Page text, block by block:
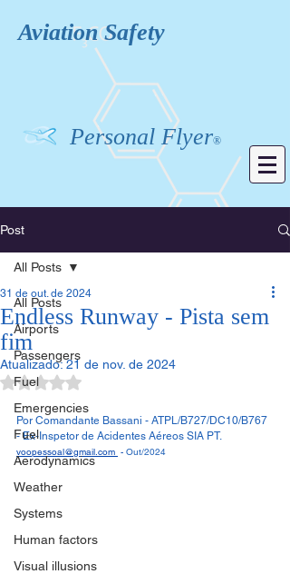
Personal Flyer®
AviationSafety
Post
All Posts
Airports
Passengers
Fuel
Emergencies
Fuel
Aerodynamics
Weather
Systems
Human factors
Visual illusions
All Posts
Endless Runway - Pista sem
fim
31 de out. de 2024
Atualizado:21 de nov. de 2024
Avaliado com NaN de 5 estrelas.
Por Comandante Bassani - ATPL/B727/DC10/B767
- Ex-Inspetor de Acidentes Aéreos SIA PT.
voopessoal@gmail.com - Out/2024